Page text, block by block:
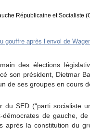
Républicaine et Socialiste
des élections
son président, Dietmar
de ses groupes en cours
SED (“parti socialiste
de gauche, de
la constitution du